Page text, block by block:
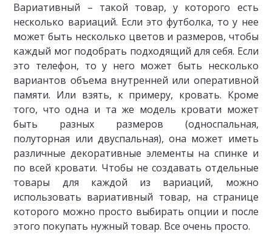
Вариативный – такой товар, у которого есть
несколько вариаций. Если это футболка, то у нее
может быть несколько цветов и размеров, чтобы
каждый мог подобрать подходящий для себя. Если
это телефон, то у него может быть несколько
вариантов объема внутренней или оперативной
памяти. Или взять, к примеру, кровать. Кроме
того, что одна и та же модель кровати может
быть разных размеров (односпальная,
полуторная или двуспальная), она может иметь
различные декоративные элементы на спинке и
по всей кровати. Чтобы не создавать отдельные
товары для каждой из вариаций, можно
использовать вариативный товар, на странице
которого можно просто выбирать опции и после
этого покупать нужный товар. Все очень просто.